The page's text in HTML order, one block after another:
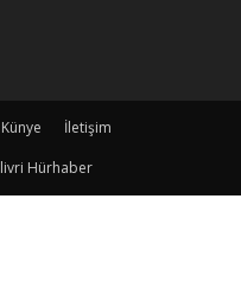
Künye
İletişim
Hürhaber